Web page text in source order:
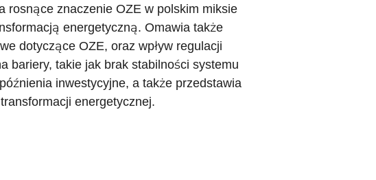
rosnące znaczenie OZE w polskim miksie
energetyczną. Omawia także
dotyczące OZE, oraz wpływ regulacji
bariery, takie jak brak stabilności systemu
inwestycyjne, a także przedstawia
energetycznej.